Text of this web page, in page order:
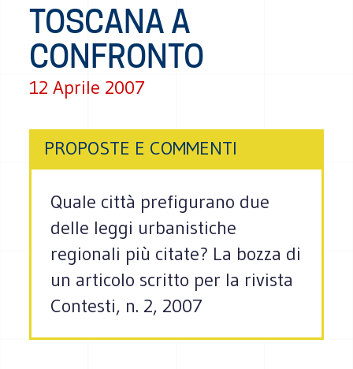
TOSCANA A
CONFRONTO
12 Aprile 2007
PROPOSTE E COMMENTI
Quale città prefigurano due
delle leggi urbanistiche
regionali più citate? La bozza di
un articolo scritto per la rivista
Contesti, n. 2, 2007